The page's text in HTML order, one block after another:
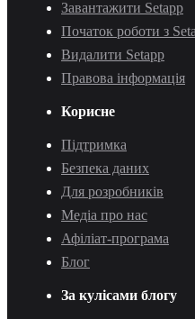
Завантажити Setapp
Початок роботи з
Видалити Setapp
Правова інформація
Корисне
Підтримка
Безпека даних
Для розробників
Медіа про нас
Афіліат-програма
Блог
За кулісами блогу